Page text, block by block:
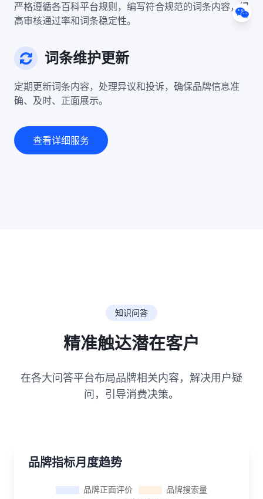
严格遵循各百科平台规则，编写符合规范的词条内容，提
高审核通过率和词条稳定性。
词条维护更新
定期更新词条内容，处理异议和投诉，确保品牌信息准
确、及时、正面展示。
查看详细服务
知识问答
精准触达潜在客户
在各大问答平台布局品牌相关内容，解决用户疑
问，引导消费决策。
品牌指标月度趋势